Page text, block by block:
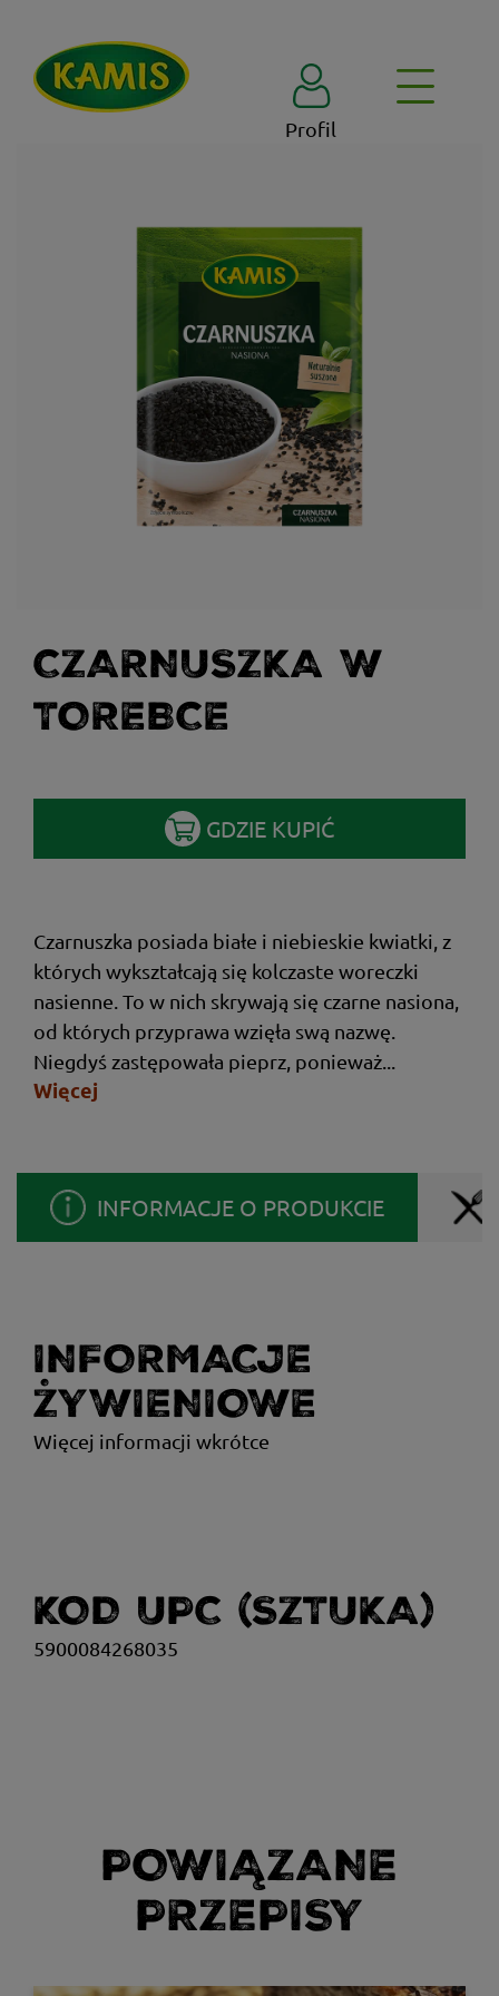
Profil
CZARNUSZKA W
TOREBCE
GDZIE KUPIĆ
Czarnuszka posiada białe i niebieskie kwiatki, z
których wykształcają się kolczaste woreczki
nasienne. To w nich skrywają się czarne nasiona,
od których przyprawa wzięła swą nazwę.
Niegdyś zastępowała pieprz, ponieważ...
Więcej
INFORMACJE O PRODUKCIE
INFORMACJE
ŻYWIENIOWE
Więcej informacji wkrótce
KOD UPC (SZTUKA)
5900084268035
POWIĄZANE
PRZEPISY